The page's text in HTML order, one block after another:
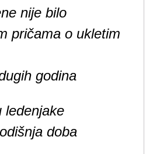
nije bilo
pričama o ukletim
godina
ledenjake
doba